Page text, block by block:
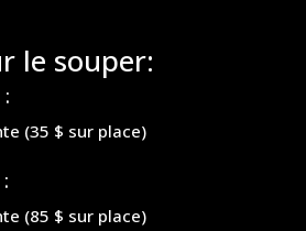
le souper:
(35 $ sur place)
(85 $ sur place)